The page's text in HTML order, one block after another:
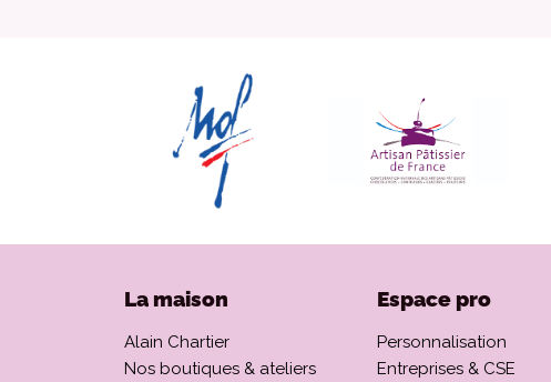
La maison
Alain Chartier
Nos boutiques & ateliers
Espace pro
Personnalisation
Entreprises & CSE